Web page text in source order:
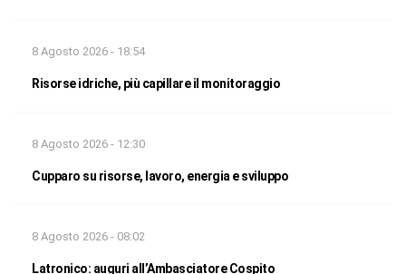
8 Agosto 2026 - 18:54
Risorse idriche, più capillare il monitoraggio
8 Agosto 2026 - 12:30
Cupparo su risorse, lavoro, energia e sviluppo
8 Agosto 2026 - 08:02
Latronico: auguri all’Ambasciatore Cospito